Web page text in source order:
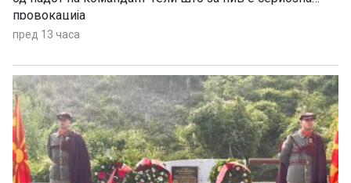
провокација
пред 13 часа